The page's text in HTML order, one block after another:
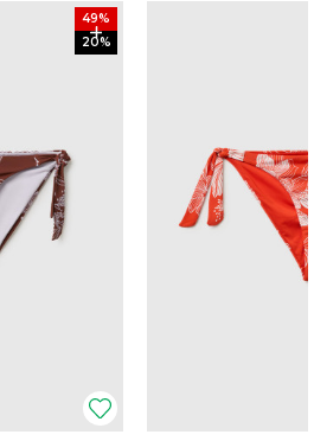
49%
20%